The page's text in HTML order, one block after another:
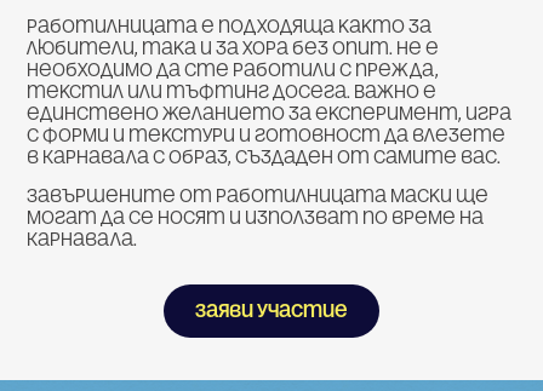
Работилницата е подходяща както за
любители, така и за хора без опит. Не е
необходимо да сте работили с прежда,
текстил или тъфтинг досега. Важно е
единствено желанието за експеримент, игра
с форми и текстури и готовност да влезете
в Карнавала с образ, създаден от самите вас.
Завършените от работилницата маски ще
могат да се носят и използват по време на
Карнавала.
Заяви участие